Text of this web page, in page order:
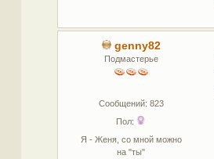
genny82
Подмастерье
Сообщений: 823
Пол:
Я - Женя, со мной можно
на "ты"